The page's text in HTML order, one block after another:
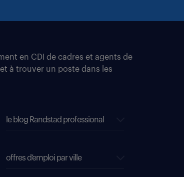
en CDI de cadres et agents de
à trouver un poste dans les
le blog Randstad professional
offres d’emploi par ville